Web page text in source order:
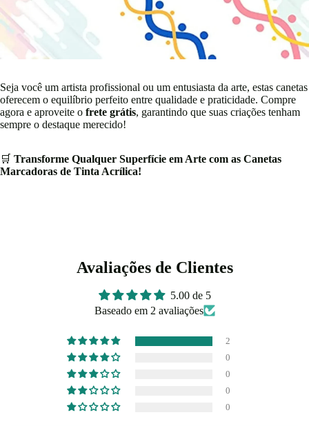
Seja você um artista profissional ou um entusiasta da arte, estas canetas
oferecem o equilíbrio perfeito entre qualidade e praticidade. Compre
agora e aproveite o frete grátis, garantindo que suas criações tenham
sempre o destaque merecido!
🛒 Transforme Qualquer Superfície em Arte com as Canetas
Marcadoras de Tinta Acrílica!
Avaliações de Clientes
5.00 de 5
Baseado em 2 avaliações
2
0
0
0
0